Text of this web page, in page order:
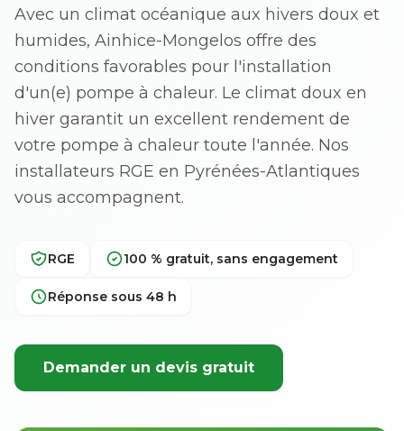
Avec un climat océanique aux hivers doux et
humides, Ainhice-Mongelos offre des
conditions favorables pour l'installation
d'un(e) pompe à chaleur. Le climat doux en
hiver garantit un excellent rendement de
votre pompe à chaleur toute l'année. Nos
installateurs RGE en Pyrénées-Atlantiques
vous accompagnent.
RGE 100 % gratuit, sans engagement
Réponse sous 48 h
Demander un devis gratuit